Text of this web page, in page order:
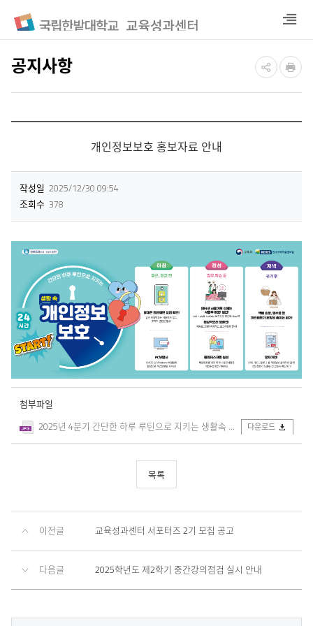
공지사항
개인정보보호 홍보자료 안내
작성일 2025/12/30 09:54
조회수 378
첨부파일
2025년 4분기 간단한 하루 루틴으로 지키는 생활속 개인정보 보호 웹배너-가로형 1.jpg
다운로드
목록
이전글 교육성과센터 서포터즈 2기 모집 공고
다음글 2025학년도 제2학기 중간강의점검 실시 안내